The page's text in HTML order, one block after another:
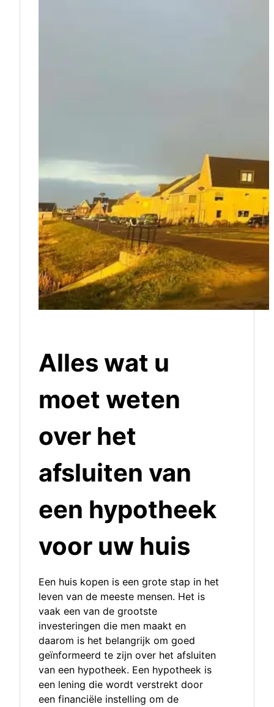
Alles wat u
moet weten
over het
afsluiten van
een hypotheek
voor uw huis
Een huis kopen is een grote stap in het
leven van de meeste mensen. Het is
vaak een van de grootste
investeringen die men maakt en
daarom is het belangrijk om goed
geïnformeerd te zijn over het afsluiten
van een hypotheek. Een hypotheek is
een lening die wordt verstrekt door
een financiële instelling om de